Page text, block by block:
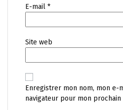
E-mail *
Site web
Enregistrer mon nom, mon e-
navigateur pour mon prochain